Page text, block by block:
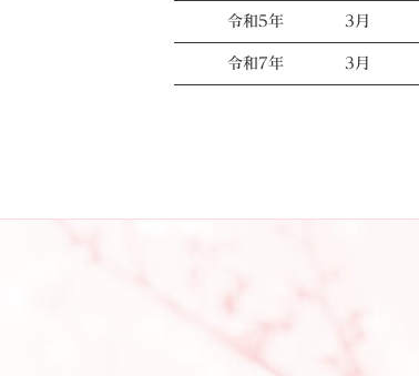
令和5年 3月
令和7年 3月